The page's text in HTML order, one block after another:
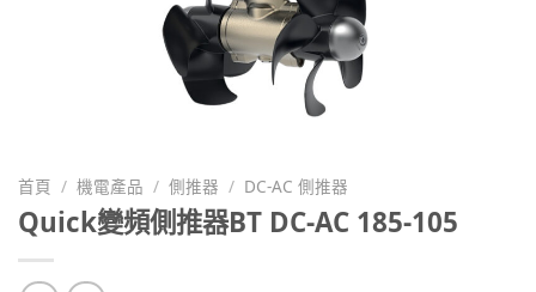
首頁 / 機電產品 / 側推器 / DC-AC 側推器
Quick變頻側推器BT DC-AC 185-105